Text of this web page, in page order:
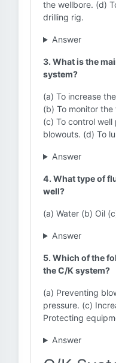
the wellbore. (d)
drilling rig.
Answer
3. What is the
system?
(a) To increase
(b) To monitor
(c) To control
blowouts. (d) To
Answer
4. What type of
well?
(a) Water (b) Oil
Answer
5. Which of the
the C/K system?
(a) Preventing
pressure. (c)
Protecting
Answer